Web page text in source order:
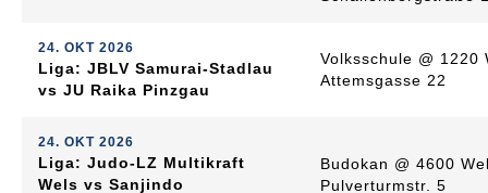
24. OKT 2026
Liga: JBLV Samurai-Stadlau
vs JU Raika Pinzgau
Volksschule @ 1220
Attemsgasse 22
24. OKT 2026
Liga: Judo-LZ Multikraft
Wels vs Sanjindo
Budokan @ 4600
Pulverturmstr. 5